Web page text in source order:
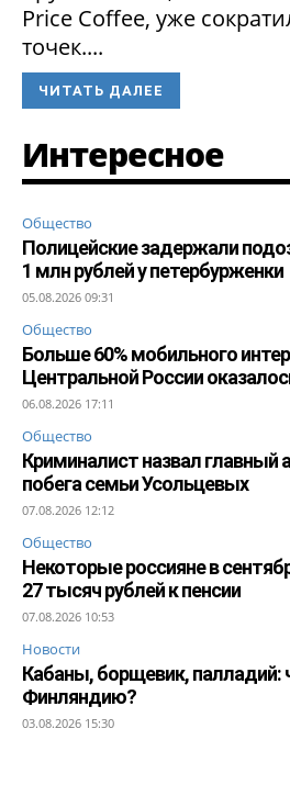
Price Coffee, уже
точек....
ЧИТАТЬ ДАЛЕЕ
Интересное
Общество
Полицейские задержали
1 млн рублей у петербурженки
05.08.2026 09:31
Общество
Больше 60% мобильного
Центральной России
06.08.2026 17:11
Общество
Криминалист назвал главный
побега семьи Усольцевых
07.08.2026 12:12
Общество
Некоторые россияне в
27 тысяч рублей к пенсии
07.08.2026 10:53
Новости
Кабаны, борщевик,
Финляндию?
03.08.2026 15:30